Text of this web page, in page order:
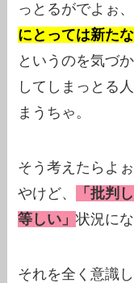
っとるがでよぉ
にとっては新た
というのを気づ
してしまっとる
まうちゃ。
そう考えたらよ
やけど、
「批判
等しい」状況に
それを全く意識